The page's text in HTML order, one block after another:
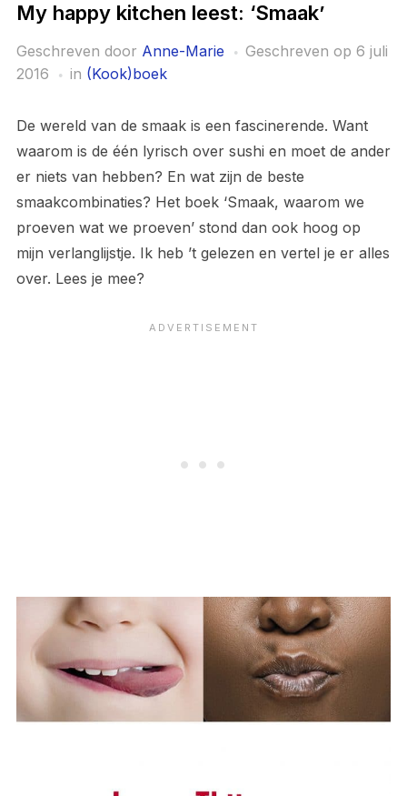
My happy kitchen leest: ‘Smaak’
Geschreven door Anne-Marie Geschreven op 6 juli
2016
in (Kook)boek
De wereld van de smaak is een fascinerende. Want
waarom is de één lyrisch over sushi en moet de ander
er niets van hebben? En wat zijn de beste
smaakcombinaties? Het boek ‘Smaak, waarom we
proeven wat we proeven’ stond dan ook hoog op
mijn verlanglijstje. Ik heb ’t gelezen en vertel je er alles
over. Lees je mee?